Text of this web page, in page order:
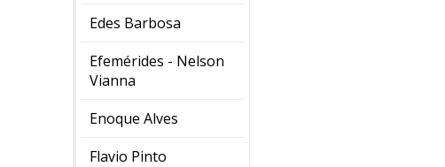
Edes Barbosa
Efemérides - Nelson
Vianna
Enoque Alves
Flavio Pinto